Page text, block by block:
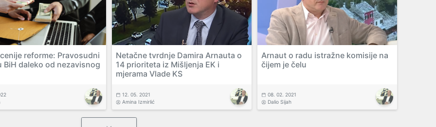
reforme: Pravosudni
BiH daleko od nezavisnog
Netačne tvrdnje Damira Arnauta o
14 prioriteta iz Mišljenja EK i
mjerama Vlade KS
12. 05. 2021
Amina Izmirlić
Arnaut o radu istražne komisije na
čijem je čelu
08. 02. 2021
Dalio Sijah